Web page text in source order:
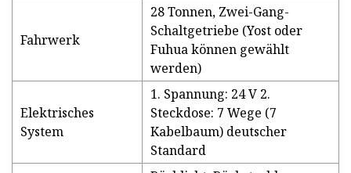
Fahrwerk
28 Tonnen, Zwei-Gang-
Schaltgetriebe (Yost oder
Fuhua können gewählt
werden)
Elektrisches
System
1. Spannung: 24 V 2.
Steckdose: 7 Wege (7
Kabelbaum) deutscher
Standard